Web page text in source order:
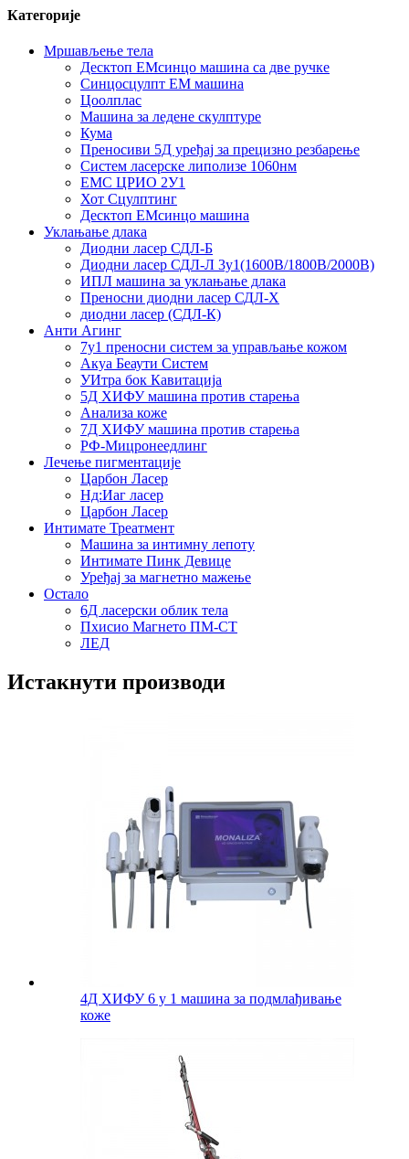
Категорије
Мршављење тела
Десктоп ЕМсинцо машина са две ручке
Синцосцулпт ЕМ машина
Цоолплас
Машина за ледене скулптуре
Кума
Преносиви 5Д уређај за прецизно резбарење
Систем ласерске липолизе 1060нм
ЕМС ЦРИО 2У1
Хот Сцулптинг
Десктоп ЕМсинцо машина
Уклањање длака
Диодни ласер СДЛ-Б
Диодни ласер СДЛ-Л 3у1(1600В/1800В/2000В)
ИПЛ машина за уклањање длака
Преносни диодни ласер СДЛ-Х
диодни ласер (СДЛ-К)
Анти Агинг
7у1 преносни систем за управљање кожом
Акуа Беаути Систем
УИтра бок Кавитација
5Д ХИФУ машина против старења
Анализа коже
7Д ХИФУ машина против старења
РФ-Мицронеедлинг
Лечење пигментације
Царбон Ласер
Нд:Иаг ласер
Царбон Ласер
Интимате Треатмент
Машина за интимну лепоту
Интимате Пинк Девице
Уређај за магнетно мажење
Остало
6Д ласерски облик тела
Пхисио Магнето ПМ-СТ
ЛЕД
Истакнути производи
4Д ХИФУ 6 у 1 машина за подмлађивање
коже